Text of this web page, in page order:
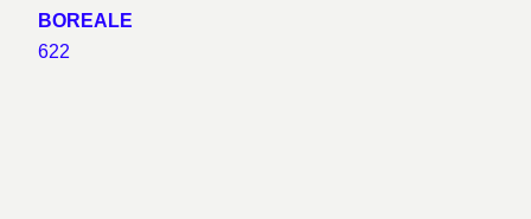
BOREALE
622